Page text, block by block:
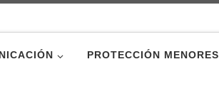
PROTECCIÓN MENORES